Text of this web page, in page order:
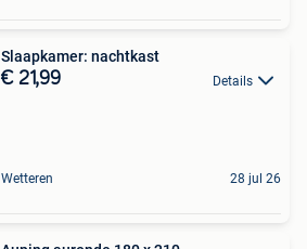
Slaapkamer: nachtkast
€ 21,99 Details
Wetteren 28 jul 26